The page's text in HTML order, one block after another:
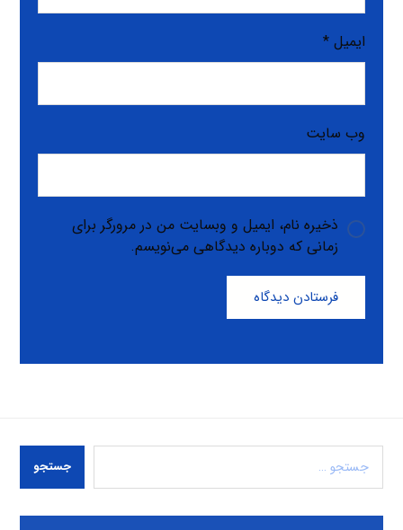
ایمیل*
وب‌ سایت
ذخیره نام، ایمیل و وبسایت من در مرورگر برای
زمانی که دوباره دیدگاهی می‌نویسم.
فرستادن دیدگاه
جستجو